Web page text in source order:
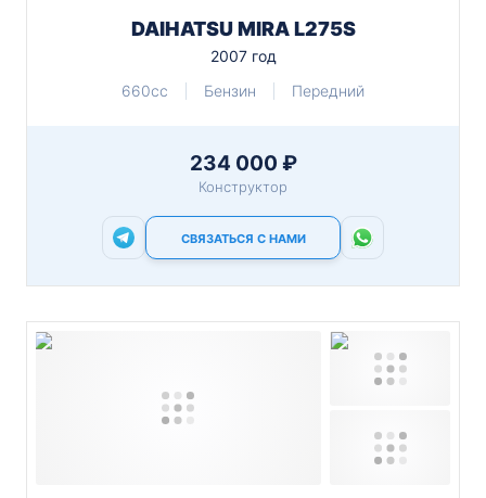
DAIHATSU MIRA L275S
2007 год
660cc
Бензин Передний
234 000 ₽
Конструктор
СВЯЗАТЬСЯ С НАМИ